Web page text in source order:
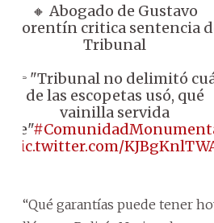
🔸 Abogado de Gustavo
Florentín critica sentencia
Tribunal
👉 "Tribunal no delimitó
de las escopetas usó, qué
vainilla servida
fue"
pic.twitter.com/
“Qué garantías puede tener